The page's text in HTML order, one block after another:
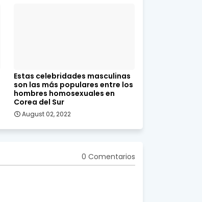
Estas celebridades masculinas
son las más populares entre los
hombres homosexuales en
Corea del Sur
August 02, 2022
0 Comentarios